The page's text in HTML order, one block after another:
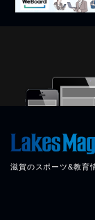
滋賀のスポーツ&教育